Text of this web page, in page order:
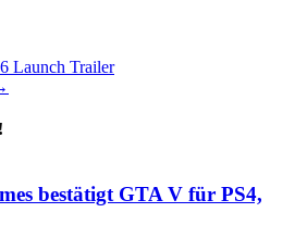
Launch Trailer
bestätigt GTA V für PS4,